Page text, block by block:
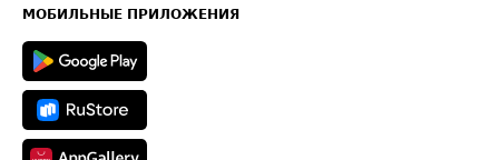
Техническая информация
МОБИЛЬНЫЕ ПРИЛОЖЕНИЯ